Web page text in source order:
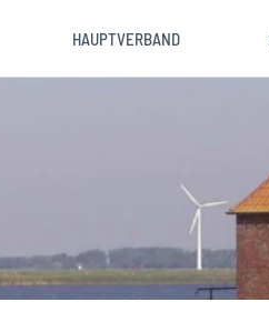
HAUPTVERBAND